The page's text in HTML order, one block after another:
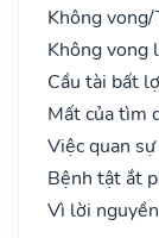
Không
Không vong
Cầu tài bất
Mất của tìm
Việc quan
Bệnh tật ắt
Vì lời